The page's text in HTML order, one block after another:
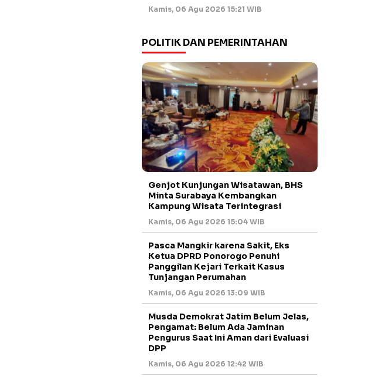
Kamis, 06 Agu 2026 15:21 WIB
POLITIK DAN PEMERINTAHAN
Genjot Kunjungan Wisatawan, BHS
Minta Surabaya Kembangkan
Kampung Wisata Terintegrasi
Kamis, 06 Agu 2026 15:04 WIB
Pasca Mangkir karena Sakit, Eks
Ketua DPRD Ponorogo Penuhi
Panggilan Kejari Terkait Kasus
Tunjangan Perumahan
Kamis, 06 Agu 2026 13:09 WIB
Musda Demokrat Jatim Belum Jelas,
Pengamat: Belum Ada Jaminan
Pengurus Saat Ini Aman dari Evaluasi
DPP
Kamis, 06 Agu 2026 12:42 WIB